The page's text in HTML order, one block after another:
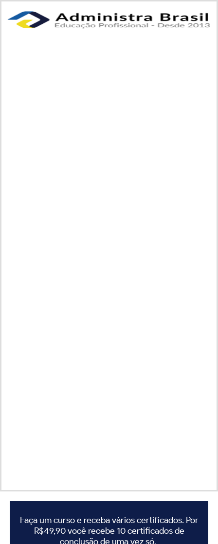
Faça um curso e receba vários certificados. Por
R$49,90 você recebe 10 certificados de
conclusão de uma vez só.